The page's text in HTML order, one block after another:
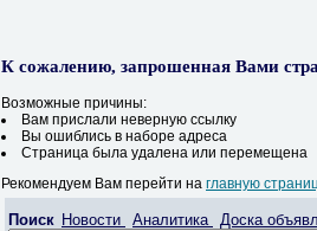
К сожалению, запрошенная Вами
Возможные причины:
Вам прислали неверную ссылку
Вы ошиблись в наборе адреса
Страница была удалена или перемещена
Рекомендуем Вам перейти на главную
Поиск Новости Аналитика Доска